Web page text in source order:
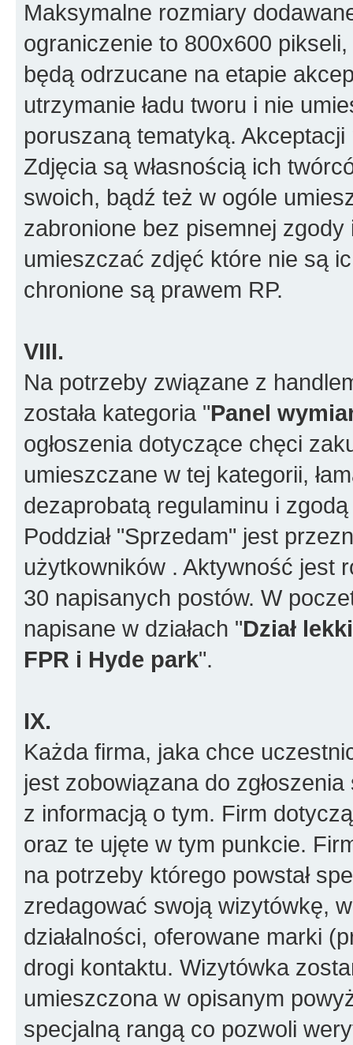
Maksymalne rozmiary
ograniczenie to 800x600
będą odrzucane na etapie
utrzymanie ładu tworu i nie
poruszaną tematyką.
Zdjęcia są własnością ich
swoich, bądź też w ogóle
zabronione bez pisemnej
umieszczać zdjęć które nie są
chronione są prawem RP.
VIII.
Na potrzeby związane z
została kategoria "Panel
ogłoszenia dotyczące chęci
umieszczane w tej kategorii,
dezaprobatą regulaminu i
Poddział "Sprzedam" jest
użytkowników . Aktywność jest
30 napisanych postów. W
napisane w działach "Dział
FPR i Hyde park".
IX.
Każda firma, jaka chce
jest zobowiązana do
z informacją o tym. Firm
oraz te ujęte w tym punkcie.
na potrzeby którego powstał
zredagować swoją wizytówkę,
działalności, oferowane marki
drogi kontaktu. Wizytówka
umieszczona w opisanym
specjalną rangą co pozwoli